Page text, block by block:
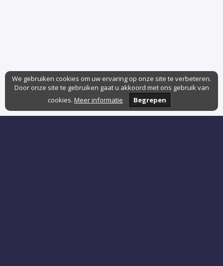
We gebruiken cookies om uw ervaring op onze site te verbeteren.
Door onze site te gebruiken gaat u akkoord met ons gebruik van
cookies. Meer informatie Begrepen